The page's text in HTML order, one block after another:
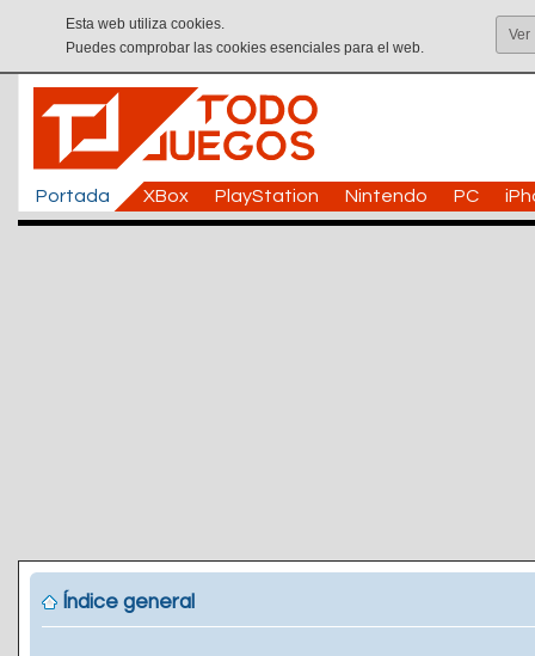
Esta web utiliza cookies.
Puedes comprobar las cookies esenciales para el web.
Ver
Portada XBox PlayStation Nintendo PC
Índice general